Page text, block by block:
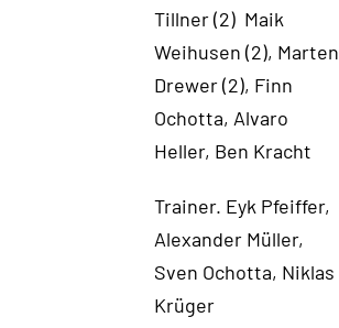
Tillner (2) Maik
Weihusen (2), Marten
Drewer (2), Finn
Ochotta, Alvaro
Heller, Ben Kracht
Trainer. Eyk Pfeiffer,
Alexander Müller,
Sven Ochotta, Niklas
Krüger